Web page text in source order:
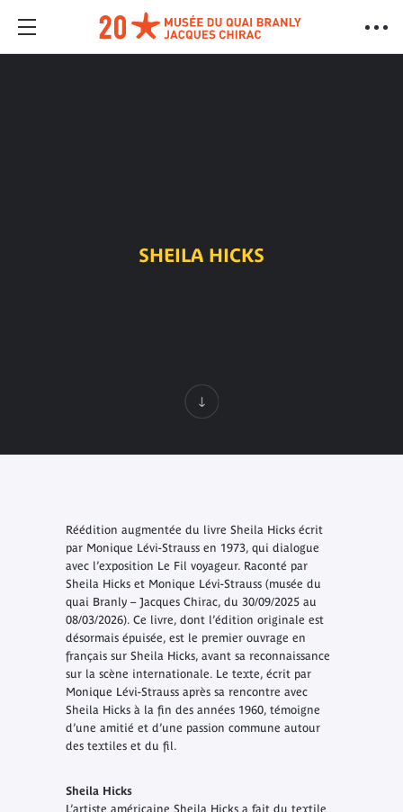
SHEILA HICKS
Réédition augmentée du livre Sheila Hicks écrit
par Monique Lévi-Strauss en 1973, qui dialogue
avec l’exposition Le Fil voyageur. Raconté par
Sheila Hicks et Monique Lévi-Strauss (musée du
quai Branly – Jacques Chirac, du 30/09/2025 au
08/03/2026). Ce livre, dont l’édition originale est
désormais épuisée, est le premier ouvrage en
français sur Sheila Hicks, avant sa reconnaissance
sur la scène internationale. Le texte, écrit par
Monique Lévi-Strauss après sa rencontre avec
Sheila Hicks à la fin des années 1960, témoigne
d’une amitié et d’une passion commune autour
des textiles et du fil.
Sheila Hicks
L’artiste américaine Sheila Hicks a fait du textile